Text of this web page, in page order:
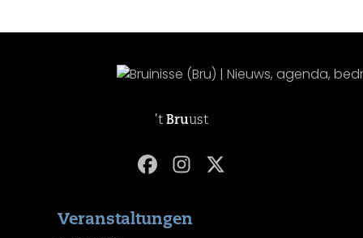
't Bruust
Veranstaltungen